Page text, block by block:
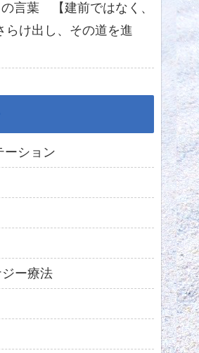
言葉 【建前ではなく、
らけ出し、その道を進
ーション
ー療法